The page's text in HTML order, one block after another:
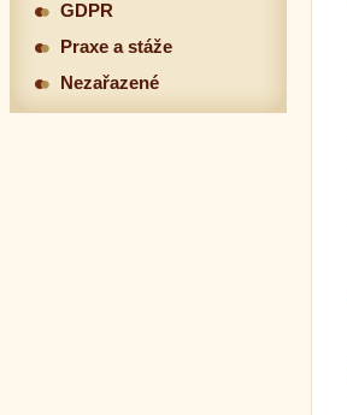
GDPR
Praxe a stáže
Nezařazené